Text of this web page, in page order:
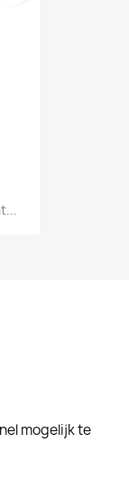
mogelijk te